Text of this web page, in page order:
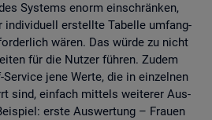
Sys­tems enorm ein­schrän­ken,
in­di­vi­du­ell er­stell­te Ta­bel­le um­fang­
wären. Das würde zu nicht
für die Nut­zer füh­ren. Zudem
jene Werte, die in ein­zel­nen
sind, ein­fach mit­tels wei­te­rer Aus­
erste Aus­wer­tung – Frau­en